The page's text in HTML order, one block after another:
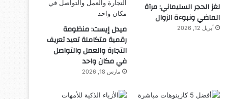
لغز الحجر السليماني: مرآة
الماضي ونبوءة الزوال
أبريل 12, 2026
ميدل إيست: منظومة
رقمية متكاملة تعيد تعريف
التجارة والعمل والتواصل
في مكان واحد
مارس 18, 2026